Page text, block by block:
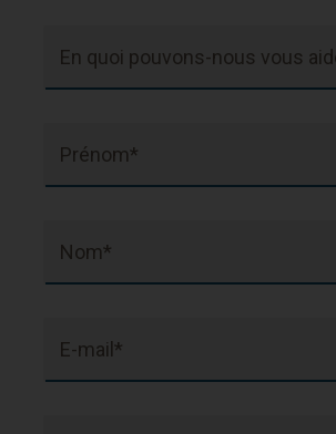
En quoi pouvons-nous vous
Prénom*
Nom*
E-mail*